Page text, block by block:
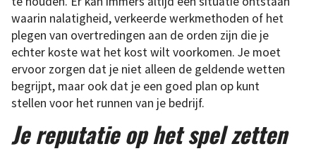
waarin nalatigheid, verkeerde werkmethoden of het
plegen van overtredingen aan de orden zijn die je
echter koste wat het kost wilt voorkomen. Je moet
ervoor zorgen dat je niet alleen de geldende wetten
begrijpt, maar ook dat je een goed plan op kunt
stellen voor het runnen van je bedrijf.
Je reputatie op het spel zetten